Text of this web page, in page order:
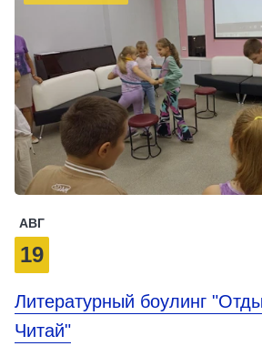
АВГ
19
Литературный боулинг
Читай"